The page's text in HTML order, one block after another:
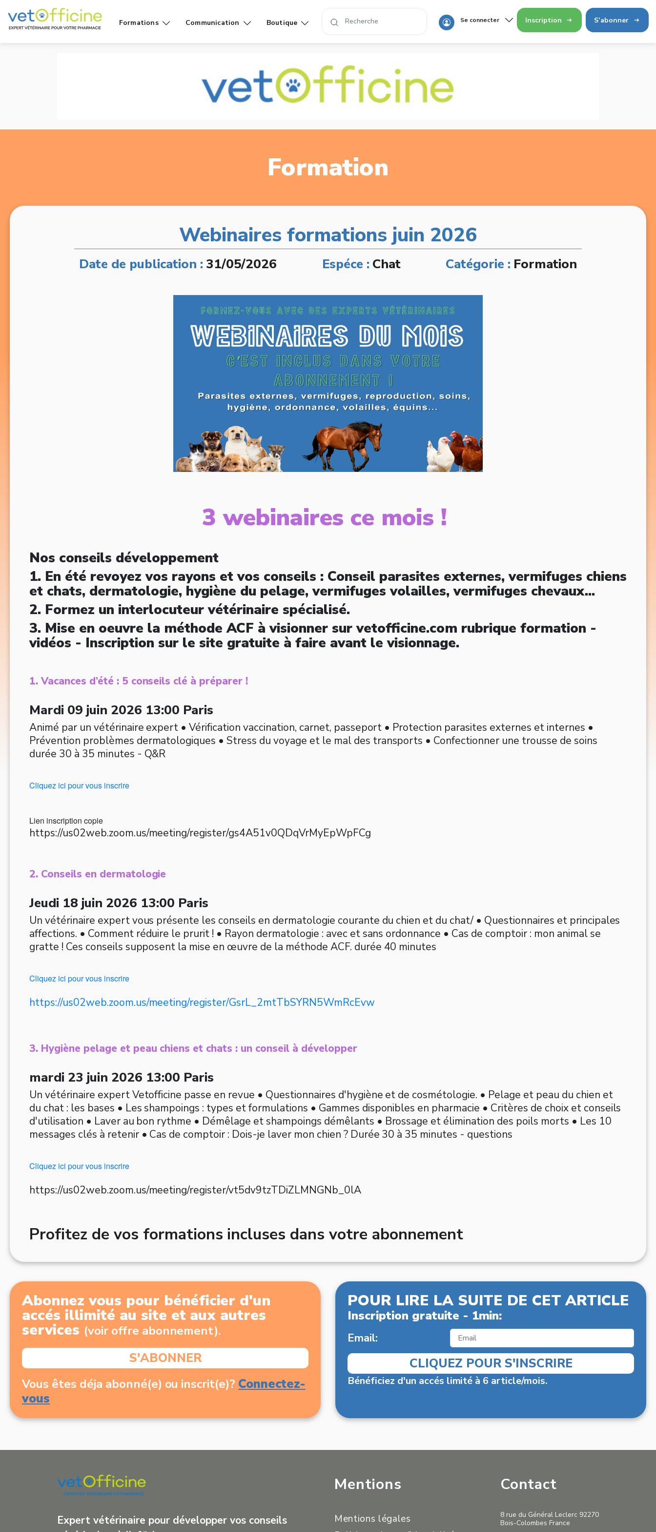
Formations Communication
Vidéos grand
Boutique
Livres
Se connecter Inscription S’abonner
Formation
Webinaires formations juin 2026
Date de publication : 31/05/2026 Espéce : Chat Catégorie : Formation
3 webinaires ce mois !
Nos conseils développement
1. En été revoyez vos rayons et vos conseils : Conseil parasites externes, vermifuges chiens
et chats, dermatologie, hygiène du pelage, vermifuges volailles, vermifuges chevaux...
2. Formez un interlocuteur vétérinaire spécialisé.
3. Mise en oeuvre la méthode ACF à visionner sur vetofficine.com rubrique formation -
vidéos - Inscription sur le site gratuite à faire avant le visionnage.
1. Vacances d’été : 5 conseils clé à préparer !
Mardi 09 juin 2026 13:00 Paris
Animé par un vétérinaire expert • Vérification vaccination, carnet, passeport • Protection parasites externes et internes •
Prévention problèmes dermatologiques • Stress du voyage et le mal des transports • Confectionner une trousse de soins
durée 30 à 35 minutes - Q&R
Cliquez ici pour vous inscrire
Lien inscription copie
https://us02web.zoom.us/meeting/register/gs4A51v0QDqVrMyEpWpFCg
2. Conseils en dermatologie
Jeudi 18 juin 2026 13:00 Paris
Un vétérinaire expert vous présente les conseils en dermatologie courante du chien et du chat/ • Questionnaires et principales
affections. • Comment réduire le prurit ! • Rayon dermatologie : avec et sans ordonnance • Cas de comptoir : mon animal se
gratte ! Ces conseils supposent la mise en œuvre de la méthode ACF. durée 40 minutes
Cliquez ici pour vous inscrire
Lien d’inscription
https://us02web.zoom.us/meeting/register/GsrL_2mtTbSYRN5WmRcEvw
3. Hygiène pelage et peau chiens et chats : un conseil à développer
mardi 23 juin 2026 13:00 Paris
Un vétérinaire expert Vetofficine passe en revue • Questionnaires d'hygiène et de cosmétologie. • Pelage et peau du chien et
du chat : les bases • Les shampoings : types et formulations • Gammes disponibles en pharmacie • Critères de choix et conseils
d'utilisation • Laver au bon rythme • Démêlage et shampoings démêlants • Brossage et élimination des poils morts • Les 10
messages clés à retenir​ • Cas de comptoir : Dois-je laver mon chien ? Durée 30 à 35 minutes - questions
Cliquez ici pour vous inscrire
Lien d’inscription
https://us02web.zoom.us/meeting/register/vt5dv9tzTDiZLMNGNb_0lA
Profitez de vos formations incluses dans votre abonnement
Abonnez vous pour bénéficier d'un
accés illimité au site et aux autres
services (voir offre abonnement).
S'ABONNER
Vous êtes déja abonné(e) ou inscrit(e)? Connectez-
vous
POUR LIRE LA SUITE DE CET ARTICLE
Inscription gratuite - 1min:
Email:
CLIQUEZ POUR S'INSCRIRE
Bénéficiez d'un accés limité à 6 article/mois.
Expert vétérinaire pour développer vos conseils
Mentions
Mentions légales
Contact
8 rue du Général Leclerc 92270
Bois-Colombes France